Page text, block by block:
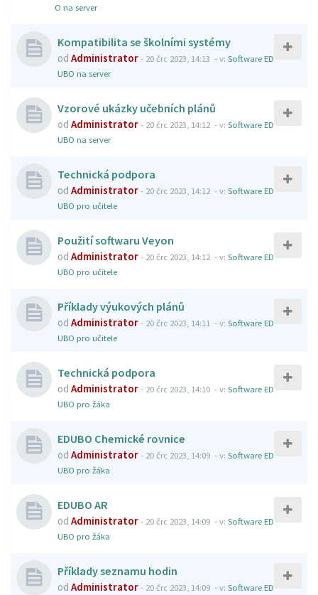
O na server
Kompatibilita se školními systémy
od Administrator- 20 črc 2023, 14:13 - v: Software ED
UBO na server
Vzorové ukázky učebních plánů
od Administrator- 20 črc 2023, 14:12 - v: Software ED
UBO na server
Technická podpora
od Administrator- 20 črc 2023, 14:12 - v: Software ED
UBO pro učitele
Použití softwaru Veyon
od Administrator- 20 črc 2023, 14:12 - v: Software ED
UBO pro učitele
Příklady výukových plánů
od Administrator- 20 črc 2023, 14:11 - v: Software ED
UBO pro učitele
Technická podpora
od Administrator- 20 črc 2023, 14:10 - v: Software ED
UBO pro žáka
EDUBO Chemické rovnice
od Administrator- 20 črc 2023, 14:09 - v: Software ED
UBO pro žáka
EDUBO AR
od Administrator- 20 črc 2023, 14:09 - v: Software ED
UBO pro žáka
Příklady seznamu hodin
od Administrator- 20 črc 2023, 14:09 - v: Software ED